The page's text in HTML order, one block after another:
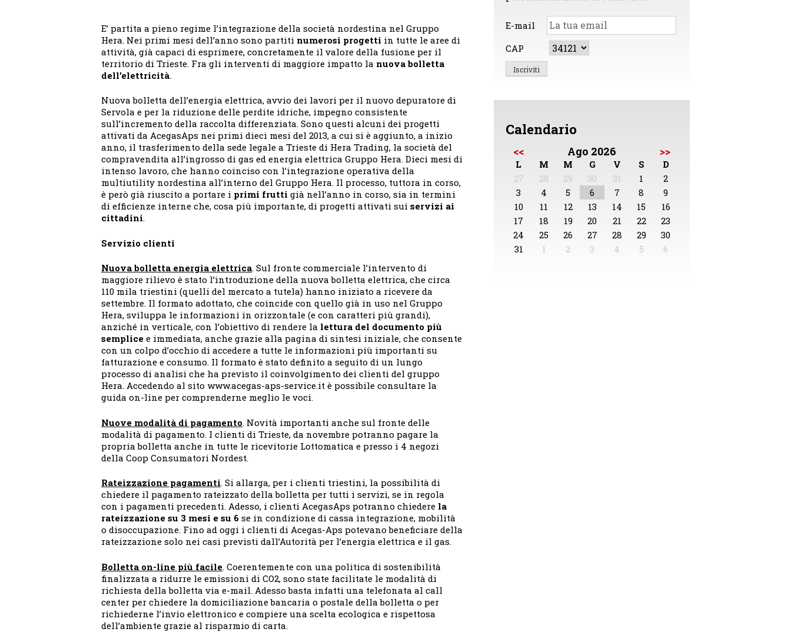
E’ partita a pieno regime l’integrazione della società nordestina nel Gruppo
Hera. Nei primi mesi dell’anno sono partiti numerosi progetti in tutte le aree di
attività, già capaci di esprimere, concretamente il valore della fusione per il
territorio di Trieste. Fra gli interventi di maggiore impatto la nuova bolletta
dell’elettricità.
Nuova bolletta dell’energia elettrica, avvio dei lavori per il nuovo depuratore di
Servola e per la riduzione delle perdite idriche, impegno consistente
sull’incremento della raccolta differenziata. Sono questi alcuni dei progetti
attivati da AcegasAps nei primi dieci mesi del 2013, a cui si è aggiunto, a inizio
anno, il trasferimento della sede legale a Trieste di Hera Trading, la società del
compravendita all’ingrosso di gas ed energia elettrica Gruppo Hera. Dieci mesi di
intenso lavoro, che hanno coinciso con l’integrazione operativa della
multiutility nordestina all’interno del Gruppo Hera. Il processo, tuttora in corso,
è però già riuscito a portare i primi frutti già nell’anno in corso, sia in termini
di efficienze interne che, cosa più importante, di progetti attivati sui servizi ai
cittadini.
Servizio clienti
Nuova bolletta energia elettrica. Sul fronte commerciale l’intervento di
maggiore rilievo è stato l’introduzione della nuova bolletta elettrica, che circa
110 mila triestini (quelli del mercato a tutela) hanno iniziato a ricevere da
settembre. Il formato adottato, che coincide con quello già in uso nel Gruppo
Hera, sviluppa le informazioni in orizzontale (e con caratteri più grandi),
anziché in verticale, con l’obiettivo di rendere la lettura del documento più
semplice e immediata, anche grazie alla pagina di sintesi iniziale, che consente
con un colpo d’occhio di accedere a tutte le informazioni più importanti su
fatturazione e consumo. Il formato è stato definito a seguito di un lungo
processo di analisi che ha previsto il coinvolgimento dei clienti del gruppo
Hera. Accedendo al sito www.acegas-aps-service.it è possibile consultare la
guida on-line per comprenderne meglio le voci.
Nuove modalità di pagamento. Novità importanti anche sul fronte delle
modalità di pagamento. I clienti di Trieste, da novembre potranno pagare la
propria bolletta anche in tutte le ricevitorie Lottomatica e presso i 4 negozi
della Coop Consumatori Nordest.
Rateizzazione pagamenti. Si allarga, per i clienti triestini, la possibilità di
chiedere il pagamento rateizzato della bolletta per tutti i servizi, se in regola
con i pagamenti precedenti. Adesso, i clienti AcegasAps potranno chiedere la
rateizzazione su 3 mesi e su 6 se in condizione di cassa integrazione, mobilità
o disoccupazione. Fino ad oggi i clienti di Acegas-Aps potevano beneficiare della
rateizzazione solo nei casi previsti dall’Autorità per l’energia elettrica e il gas.
Bolletta on-line più facile. Coerentemente con una politica di sostenibilità
finalizzata a ridurre le emissioni di CO2, sono state facilitate le modalità di
richiesta della bolletta via e-mail. Adesso basta infatti una telefonata al call
center per chiedere la domiciliazione bancaria o postale della bolletta o per
richiederne l’invio elettronico e compiere una scelta ecologica e rispettosa
dell’ambiente grazie al risparmio di carta.
E-mail
CAP
Calendario
<< Ago 2026 >>
L M M G V S
D
27
28 29 30 31 1
2
3
4 5 6 7 8
9
10
11 12 13 14 15
16
17
18 19 20 21 22
23
24
25 26 27 28 29
30
31
1 2 3 4 5 6